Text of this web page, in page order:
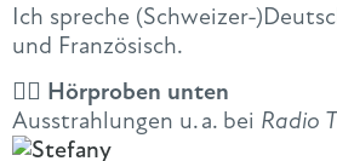
Ich spreche (Schweizer-
und Französisch.
👇🏻 Hörproben unten
Ausstrahlungen u. a. bei Radio